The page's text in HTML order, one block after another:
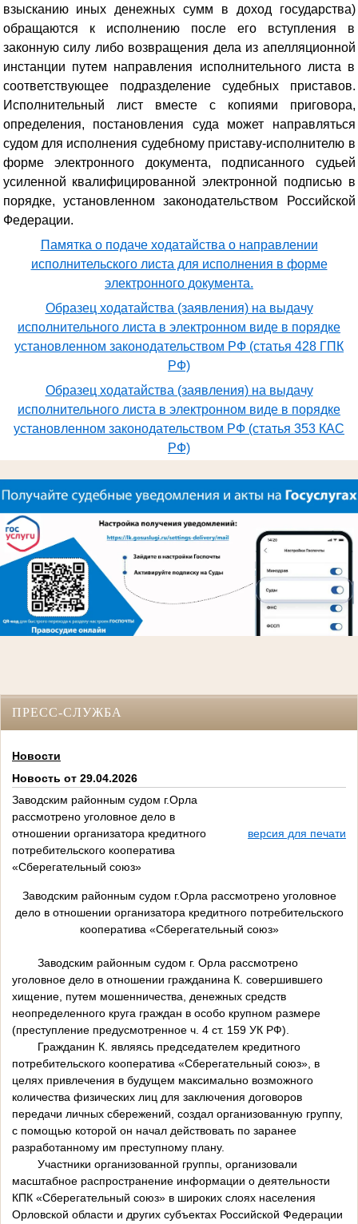
взысканию иных денежных сумм в доход государства)
обращаются к исполнению после его вступления в
законную силу либо возвращения дела из апелляционной
инстанции путем направления исполнительного листа в
соответствующее подразделение судебных приставов.
Исполнительный лист вместе с копиями приговора,
определения, постановления суда может направляться
судом для исполнения судебному приставу-исполнителю в
форме электронного документа, подписанного судьей
усиленной квалифицированной электронной подписью в
порядке, установленном законодательством Российской
Федерации.
Памятка о подаче ходатайства о направлении
исполнительского листа для исполнения в форме
электронного документа.
Образец ходатайства (заявления) на выдачу
исполнительного листа в электронном виде в порядке
установленном законодательством РФ (статья 428 ГПК
РФ)
Образец ходатайства (заявления) на выдачу
исполнительного листа в электронном виде в порядке
установленном законодательством РФ (статья 353 КАС
РФ)
ПРЕСС-СЛУЖБА
Новости
Новость от 29.04.2026
Заводским районным судом г.Орла
рассмотрено уголовное дело в
отношении организатора кредитного
потребительского кооператива
«Сберегательный союз»
версия для печати
Заводским районным судом г.Орла рассмотрено уголовное
дело в отношении организатора кредитного потребительского
кооператива «Сберегательный союз»
Заводским районным судом г. Орла рассмотрено
уголовное дело в отношении гражданина К. совершившего
хищение, путем мошенничества, денежных средств
неопределенного круга граждан в особо крупном размере
(преступление предусмотренное ч. 4 ст. 159 УК РФ).
Гражданин К. являясь председателем кредитного
потребительского кооператива «Сберегательный союз», в
целях привлечения в будущем максимально возможного
количества физических лиц для заключения договоров
передачи личных сбережений, создал организованную группу,
с помощью которой он начал действовать по заранее
разработанному им преступному плану.
Участники организованной группы, организовали
масштабное распространение информации о деятельности
КПК «Сберегательный союз» в широких слоях населения
Орловской области и других субъектах Российской Федерации